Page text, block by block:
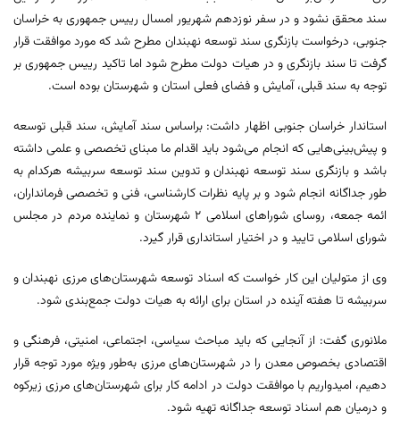
سند محقق نشود و در سفر نوزدهم شهریور امسال رییس جمهوری به خراسان
جنوبی، درخواست بازنگری سند توسعه نهبندان مطرح شد که مورد موافقت قرار
گرفت تا سند بازنگری و در هیات دولت مطرح شود اما تاکید رییس جمهوری بر
توجه به سند قبلی، آمایش و فضای فعلی استان و شهرستان بوده است.
استاندار خراسان جنوبی اظهار داشت: براساس سند آمایش، سند قبلی توسعه
و پیش‌بینی‌هایی که انجام می‌شود باید اقدام ما مبنای تخصصی و علمی داشته
باشد و بازنگری سند توسعه نهبندان و تدوین سند توسعه سربیشه هرکدام به
طور جداگانه انجام شود و بر پایه نظرات کارشناسی، فنی و تخصصی فرمانداران،
ائمه جمعه، روسای شوراهای اسلامی ۲ شهرستان و نماینده مردم در مجلس
شورای اسلامی تایید و در اختیار استانداری قرار گیرد.
وی از متولیان این کار خواست که اسناد توسعه شهرستان‌های مرزی نهبندان و
سربیشه تا هفته آینده در استان برای ارائه به هیات دولت جمع‌بندی شود.
ملانوری گفت: از آنجایی که باید مباحث سیاسی، اجتماعی، امنیتی، فرهنگی و
اقتصادی بخصوص معدن را در شهرستان‌های مرزی به‌طور ویژه مورد توجه قرار
دهیم، امیدواریم با موافقت دولت در ادامه کار برای شهرستان‌های مرزی زیرکوه
و درمیان هم اسناد توسعه جداگانه تهیه شود.